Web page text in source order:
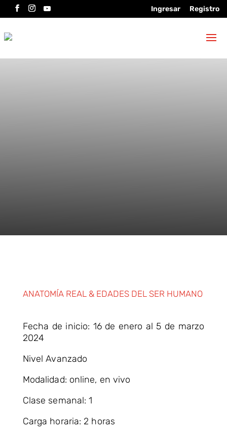
Ingresar Registro
ANATOMÍA REAL & EDADES DEL SER HUMANO
Fecha de inicio: 16 de enero al 5 de marzo
2024
Nivel Avanzado
Modalidad: online, en vivo
Clase semanal: 1
Carga horaria: 2 horas